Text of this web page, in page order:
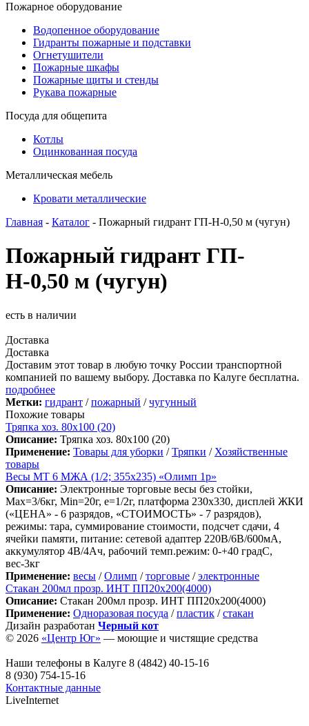
Пожарное оборудование
Водопенное оборудование
Гидранты пожарные и подставки
Огнетушители
Пожарные шкафы
Пожарные щиты и стенды
Рукава пожарные
Посуда для общепита
Котлы
Оцинкованная посуда
Металлическая мебель
Кровати металлические
Главная - Каталог - Пожарный гидрант ГП-Н-0,50 м (чугун)
Пожарный гидрант ГП-
Н-0,50 м (чугун)
есть в наличии
Доставка
Доставка
Доставим этот товар в любую точку России транспортной
компанией по вашему выбору. Доставка по Калуге бесплатна.
подробнее
Метки: гидрант /пожарный /чугунный
Похожие товары
Тряпка хоз. 80х100 (20)
Описание: Тряпка хоз. 80х100 (20)
Применение: Товары для уборки /Тряпки / Хозяйственные
товары
Весы МТ 6 МЖА (1/2; 355х235) «Олимп 1р»
Описание: Электронные торговые весы без стойки,
Max=3/6кг, Min=20г, e=1/2г, платформа 230х330, дисплей ЖКИ
(«ЦЕНА» - 6 разрядов, «СТОИМОСТЬ» - 7 разрядов),
режимы: тара, суммирование стоимости, подсчет сдачи, 4
ячейки памяти, питание: сетевой адаптер 220В/6В/600мА,
аккумулятор 4В/4Ач, рабочий темп.режим: 0-+40 градС,
вес-3кг
Применение: весы /Олимп /торговые /электронные
Стакан 200мл прозр. ИНТ ПП20х200(4000)
Описание: Стакан 200мл прозр. ИНТ ПП20х200(4000)
Применение: Одноразовая посуда /пластик /стакан
Дизайн разработан Черный кот
© 2026 «Центр Юг» — моющие и чистящие средства
Наши телефоны в Калуге 8 (4842) 40-15-16
8 (930) 754-15-16
Контактные данные
LiveInternet